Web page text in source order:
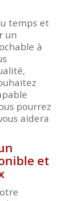
temps et
un
à
pourrez
aidera
et